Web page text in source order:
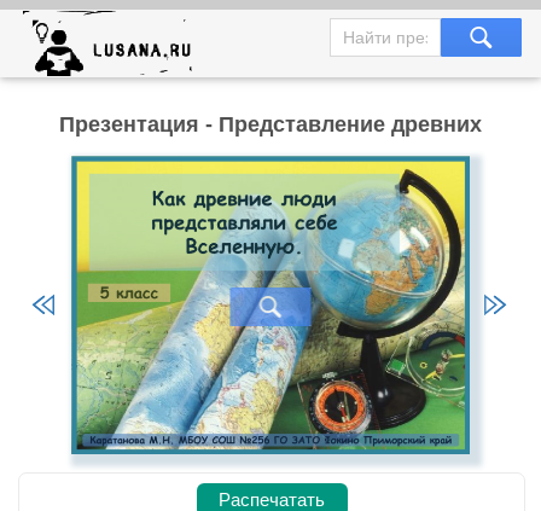
Презентация - Представление древних
Распечатать